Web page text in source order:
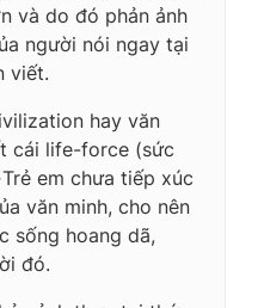
và do đó phản ảnh
người nói ngay tại
viết.
hay văn
cái life-force (sức
em chưa tiếp xúc
văn minh, cho nên
sống hoang dã,
đó.